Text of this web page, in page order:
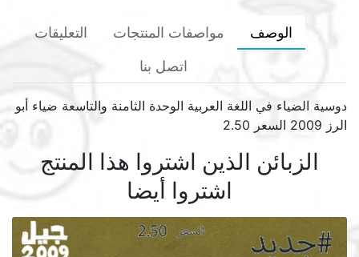
الوصف مواصفات المنتجات
التعليقات
اتصل بنا
دوسية الضياء في اللغة العربية الوحدة الثامنة والتاسعة ضياء أبو
الرز 2009 السعر 2.50
الزبائن الذين اشتروا هذا المنتج
اشتروا أيضا